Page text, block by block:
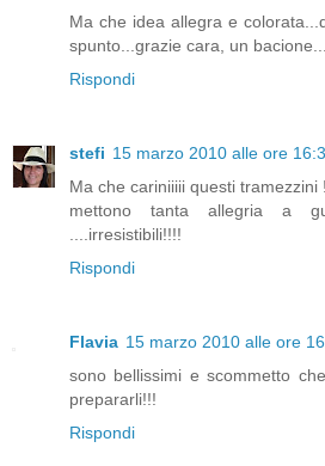
Ma che idea allegra e
spunto...grazie cara, un
Rispondi
stefi 15 marzo 2010 alle ore
Ma che cariniiiii questi tramezzini
mettono tanta allegria a
....irresistibili!!!!
Rispondi
Flavia 15 marzo 2010 alle ore
sono bellissimi e scommetto
prepararli!!!
Rispondi